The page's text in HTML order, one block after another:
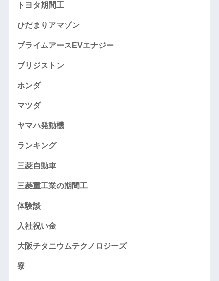
トヨタ期間工
ひだまりアマゾン
プライムアースEVエナジー
ブリジストン
ホンダ
マツダ
ヤマハ発動機
ランキング
三菱自動車
三菱重工業の期間工
体験談
入社祝い金
大阪チタニウムテクノロジーズ
寮